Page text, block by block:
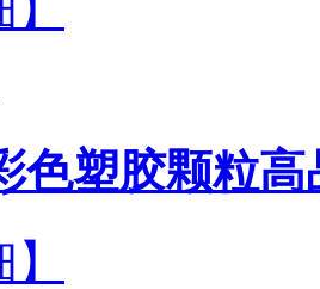
色塑胶颗粒高